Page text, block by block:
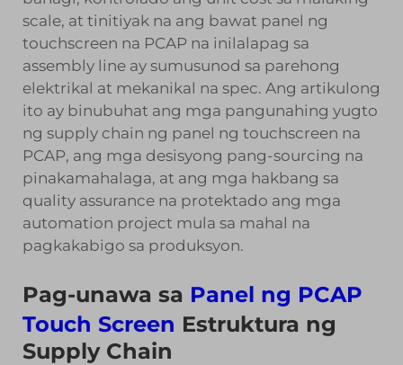
scale, at tinitiyak na ang bawat panel ng
touchscreen na PCAP na inilalapag sa
assembly line ay sumusunod sa parehong
elektrikal at mekanikal na spec. Ang artikulong
ito ay binubuhat ang mga pangunahing yugto
ng supply chain ng panel ng touchscreen na
PCAP, ang mga desisyong pang-sourcing na
pinakamahalaga, at ang mga hakbang sa
quality assurance na protektado ang mga
automation project mula sa mahal na
pagkakabigo sa produksyon.
Pag-unawa sa Panel ng PCAP
Touch Screen Estruktura ng
Supply Chain